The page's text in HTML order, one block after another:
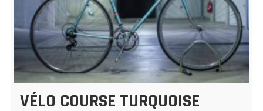
VÉLO COURSE TURQUOISE